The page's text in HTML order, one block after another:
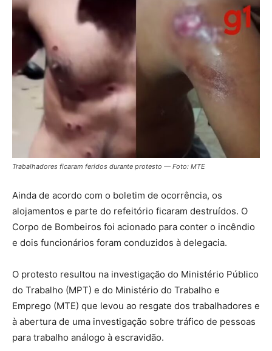
Trabalhadores ficaram feridos durante protesto — Foto: MTE
Ainda de acordo com o boletim de ocorrência, os
alojamentos e parte do refeitório ficaram destruídos. O
Corpo de Bombeiros foi acionado para conter o incêndio
e dois funcionários foram conduzidos à delegacia.
O protesto resultou na investigação do Ministério Público
do Trabalho (MPT) e do Ministério do Trabalho e
Emprego (MTE) que levou ao resgate dos trabalhadores e
à abertura de uma investigação sobre tráfico de pessoas
para trabalho análogo à escravidão.